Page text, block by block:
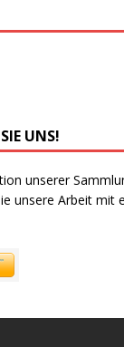
UNS!
unserer
unsere Arbeit mit